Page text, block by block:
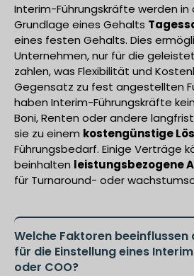
Interim-Führungskräfte werden in
Grundlage eines Gehalts
eines festen Gehalts. Dies
Unternehmen, nur für die
zahlen, was Flexibilität und
Gegensatz zu fest angestellten
haben Interim-Führungskräfte
Boni, Renten oder andere
sie zu einem kostengünstige
Führungsbedarf. Einige Verträge
beinhalten leistungsbezogene
für Turnaround- oder
Welche Faktoren beeinflussen
für die Einstellung eines
oder COO?